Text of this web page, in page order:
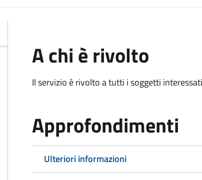
A chi è rivolto
Il servizio è rivolto a tutti i soggetti
Approfondimenti
Ulteriori informazioni